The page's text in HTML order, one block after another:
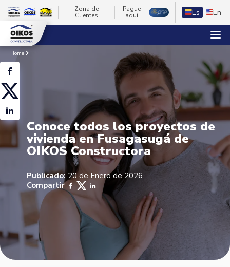
Zona de
Clientes
Pague
aquí
Es En
Home
Conoce todos los proyectos de
vivienda en Fusagasugá de
OIKOS Constructora
Publicado: 20 de Enero de 2026
Compartir